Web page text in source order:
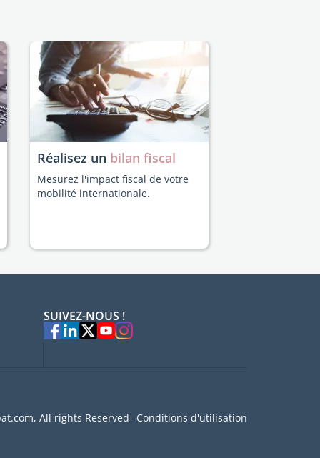
Réalisez un bilan fiscal
Mesurez l'impact fiscal de votre
mobilité internationale.
SUIVEZ-NOUS !
All rights Reserved Conditions d'utilisation